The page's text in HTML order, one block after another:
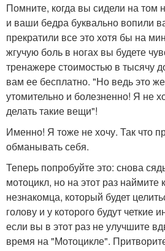
Помните, когда вы сидели на том
и ваши бедра буквально вопили
прекратили все это хотя бы на
жгучую боль в ногах вы будете
тренажере стоимостью в тысячу
вам ее бесплатно. "Но ведь это
утомительно и болезненно! Я не
делать такие вещи"!
Именно! Я тоже не хочу. Так что
обманывать себя.
Теперь попробуйте это: снова
мотоцикл, но на этот раз наймите
незнакомца, который будет
голову и у которого будут четкие
если вы в этот раз не улучшите
время на "Мотоцикле".